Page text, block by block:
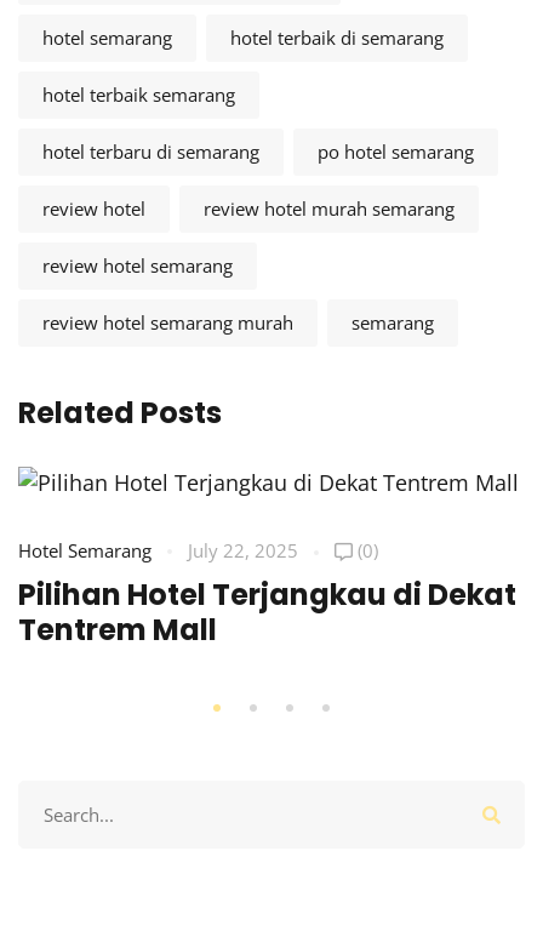
hotel semarang hotel terbaik di semarang
hotel terbaik semarang
hotel terbaru di semarang po hotel semarang
review hotel review hotel murah semarang
review hotel semarang
review hotel semarang murah semarang
Related Posts
Hotel Semarang July 22, 2025 (0)
Pilihan Hotel Terjangkau di Dekat
Tentrem Mall
for: